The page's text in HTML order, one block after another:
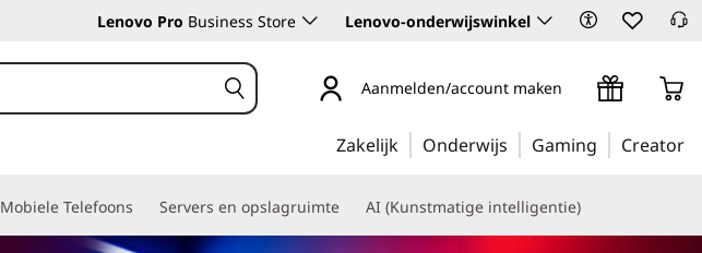
Lenovo Pro Business Store Lenovo-onderwijswinkel
Aanmelden/account maken
Zakelijk Onderwijs Gaming Creator
Mobiele Telefoons Servers en opslagruimte AI (Kunstmatige intelligentie)